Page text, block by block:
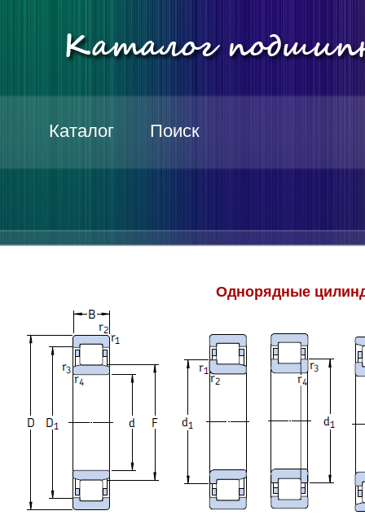
Каталог Поиск
Однорядные